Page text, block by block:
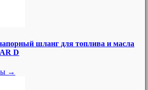
шланг для топлива и масла
D
→